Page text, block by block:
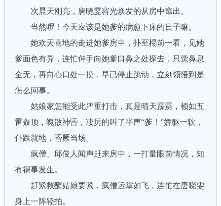
次晨天刚亮，唐晓雯容光焕发的从房中窜出。
当然啰！今天应该是她爹的病愈下床的日子嘛。
她欢天喜地的走进她爹房中，扑至榻前一看，见她
爹面色有异，连忙伸手向她爹口鼻之处探去，只觉鼻息
全无，再向心口处一摸，早已停止跳动，立刻领悟到是
怎么回事。
姑娘家怎能受此严重打击，真是晴天霹雳，顿如五
雷轰顶，魄散神昏，凄厉的叫了半声“爹！”娇躯一软，
仆跌就地，昏厥当场。
疯僧、邱俊人闻声赶来房中，一打量眼前情况，知
有祸事发生。
赶紧救醒姑娘要紧，疯僧运掌如飞，连忙在唐晓雯
身上一阵轻拍。